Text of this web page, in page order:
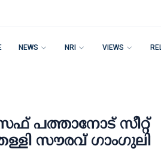
NEWS NRI VIEWS
പത്താനോട് സീറ്റ്
സൗരവ് ഗാംഗുലി